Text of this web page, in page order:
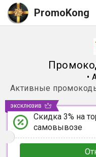
PromoKong
•
Активные
Скидка 3% на
самовывозе
эксклюзив